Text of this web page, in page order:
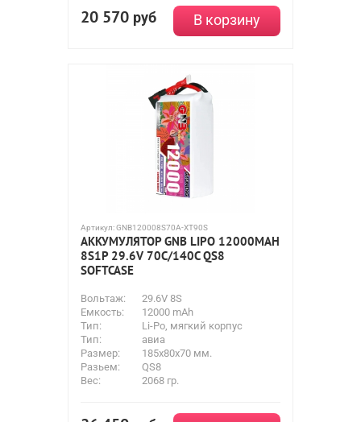
20 570 руб В корзину
Артикул:GNB120008S70A-XT90S
АККУМУЛЯТОР GNB LIPO 12000MAH
8S1P 29.6V 70С/140C QS8
SOFTCASE
Вольтаж:
29.6V 8S
Емкость:
12000 mAh
Тип:
Li-Po, мягкий корпус
Тип:
авиа
Размер:
185x80x70 мм.
Разьем:
QS8
Вес:
2068 гр.